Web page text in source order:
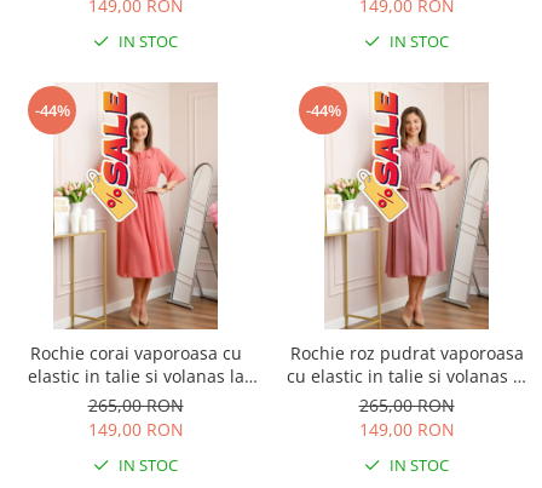
149,00 RON
IN STOC
149,00 RON
IN STOC
-44%
Rochie corai vaporoasa cu
elastic in talie si volanas la
decolteu Allegra
265,00 RON
149,00 RON
IN STOC
-44%
Rochie roz pudrat vaporoasa
cu elastic in talie si volanas la
decolteu Allegra
265,00 RON
149,00 RON
IN STOC